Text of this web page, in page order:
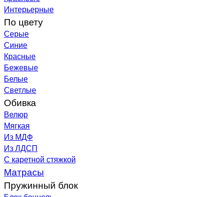
Интерьерные
По цвету
Серые
Синие
Красные
Бежевые
Белые
Светлые
Обивка
Велюр
Мягкая
Из МДФ
Из ЛДСП
С каретной стяжкой
Матрасы
Пружинный блок